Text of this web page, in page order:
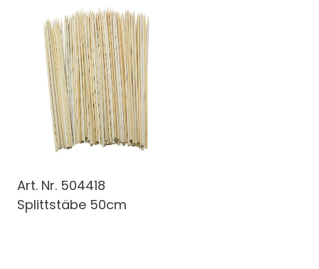
Art. Nr. 504418
Splittstäbe 50cm